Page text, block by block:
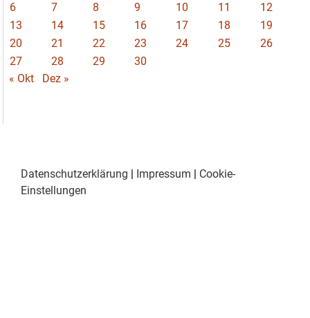
6
7 8 9 10 11
12
13
14 15 16 17 18
19
20
21 22 23 24 25
26
27
28 29
30
« Okt
Dez »
Datenschutzerklärung | Impressum | Cookie-
Einstellungen